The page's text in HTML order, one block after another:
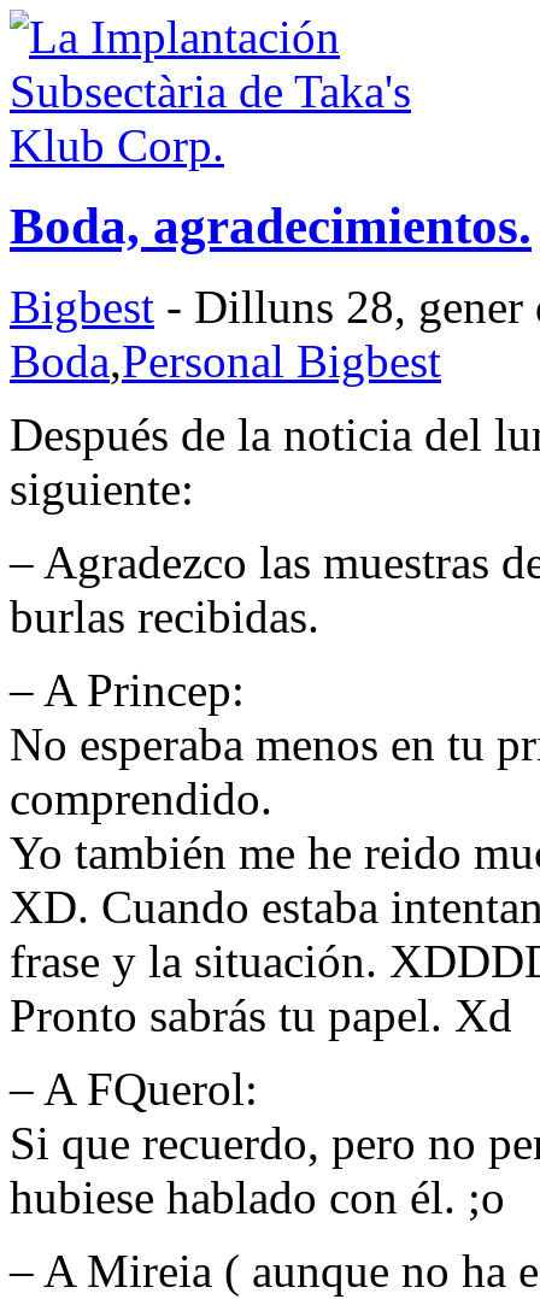
Boda, agradecimientos.
Bigbest - Dilluns 28, gener
Boda,Personal Bigbest
Después de la noticia del
siguiente:
– Agradezco las muestras
burlas recibidas.
– A Princep:
No esperaba menos en tu
comprendido.
Yo también me he reido
XD. Cuando estaba
frase y la situación.
Pronto sabrás tu papel. Xd
– A FQuerol:
Si que recuerdo, pero no
hubiese hablado con él. ;o
– A Mireia ( aunque no ha